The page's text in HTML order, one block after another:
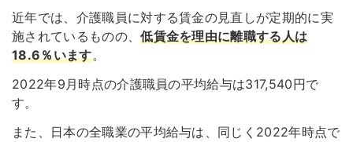
近年では、介護職員に対する賃金の見直しが定期的に実
施されているものの、低賃金を理由に離職する人は
18.6％います。
2022年9月時点の介護職員の平均給与は317,540円で
す。
また、日本の全職業の平均給与は、同じく2022年時点で